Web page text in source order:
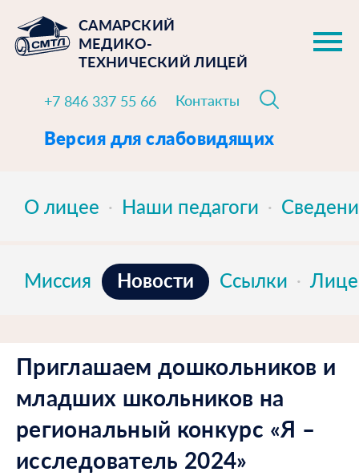
САМАРСКИЙ
МЕДИКО-
ТЕХНИЧЕСКИЙ ЛИЦЕЙ
+7 846 337 55 66 Контакты
Версия для слабовидящих
О лицее Наши педагоги
Миссия Новости Ссылки
Приглашаем дошкольников и
младших школьников на
региональный конкурс «Я –
исследователь 2024»